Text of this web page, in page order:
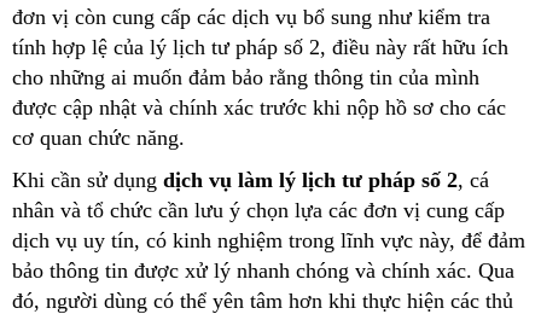
đơn vị còn cung cấp các dịch vụ bổ sung như kiểm tra
tính hợp lệ của lý lịch tư pháp số 2, điều này rất hữu ích
cho những ai muốn đảm bảo rằng thông tin của mình
được cập nhật và chính xác trước khi nộp hồ sơ cho các
cơ quan chức năng.
Khi cần sử dụng dịch vụ làm lý lịch tư pháp số 2, cá
nhân và tổ chức cần lưu ý chọn lựa các đơn vị cung cấp
dịch vụ uy tín, có kinh nghiệm trong lĩnh vực này, để đảm
bảo thông tin được xử lý nhanh chóng và chính xác. Qua
đó, người dùng có thể yên tâm hơn khi thực hiện các thủ